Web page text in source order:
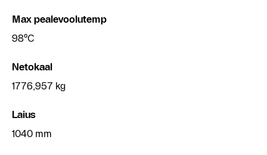
Max pealevoolutemp
98°C
Netokaal
1776,957 kg
Laius
1040 mm